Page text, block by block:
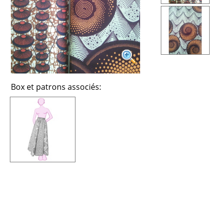
Box et patrons associés: